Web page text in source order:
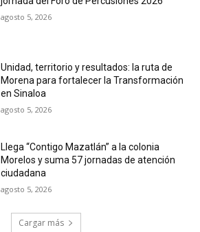
agosto 5, 2026
Unidad, territorio y resultados: la ruta de
Morena para fortalecer la Transformación
en Sinaloa
agosto 5, 2026
Llega “Contigo Mazatlán” a la colonia
Morelos y suma 57 jornadas de atención
ciudadana
agosto 5, 2026
Cargar más